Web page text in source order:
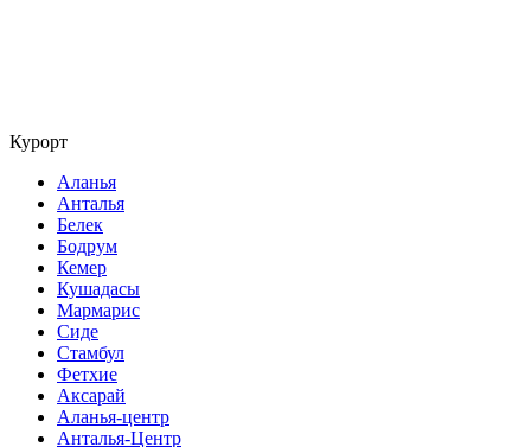
Курорт
Аланья
Анталья
Белек
Бодрум
Кемер
Кушадасы
Мармарис
Сиде
Стамбул
Фетхие
Аксарай
Аланья-центр
Анталья-Центр